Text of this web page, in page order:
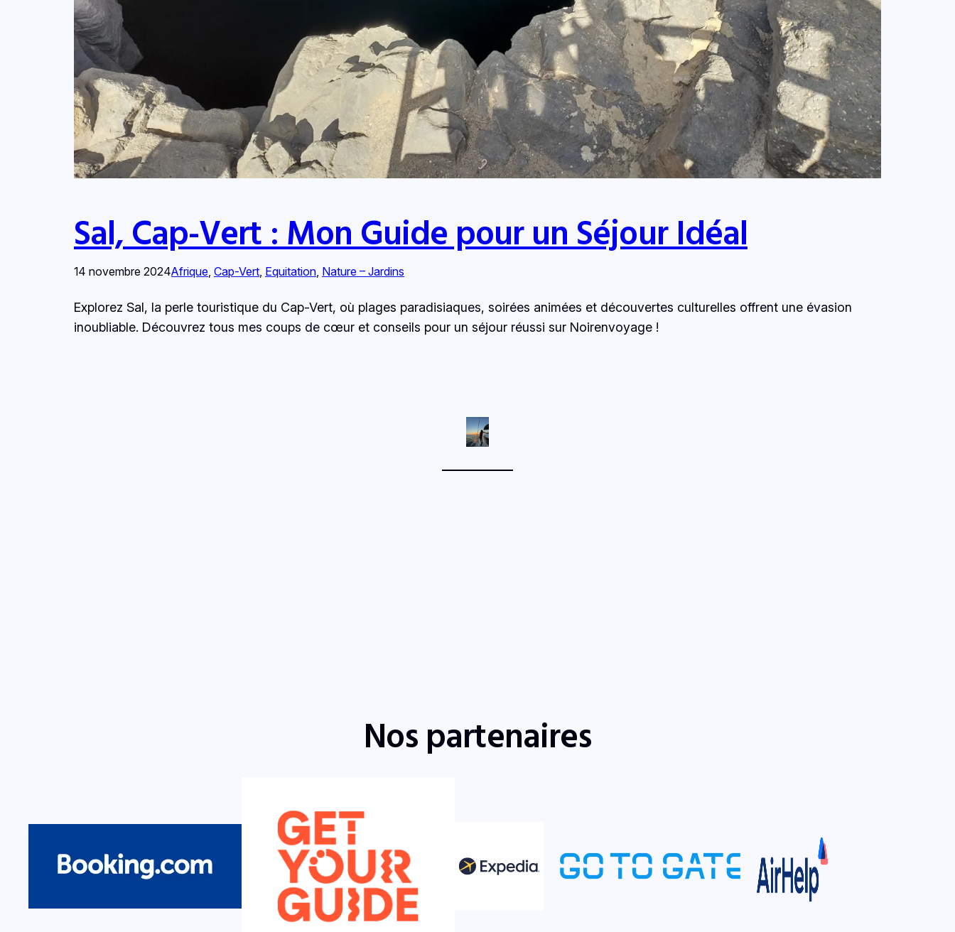
Sal, Cap-Vert : Mon Guide pour un Séjour Idéal
14 novembre 2024Afrique, Cap-Vert, Equitation, Nature – Jardins
Explorez Sal, la perle touristique du Cap-Vert, où plages paradisiaques, soirées animées et découvertes culturelles offrent une évasion
inoubliable. Découvrez tous mes coups de cœur et conseils pour un séjour réussi sur Noirenvoyage !
Nos partenaires